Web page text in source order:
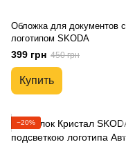
Обложка для документов с
логотипом SKODA
399 грн 450 грн
Купить
−20%